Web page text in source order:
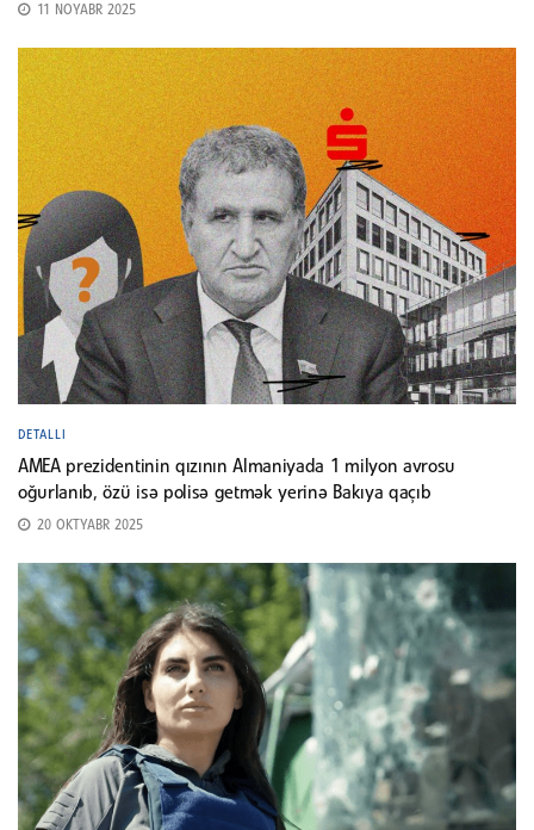
11 NOYABR 2025
DETALLI
AMEA prezidentinin qızının Almaniyada 1 milyon avrosu
oğurlanıb, özü isə polisə getmək yerinə Bakıya qaçıb
20 OKTYABR 2025